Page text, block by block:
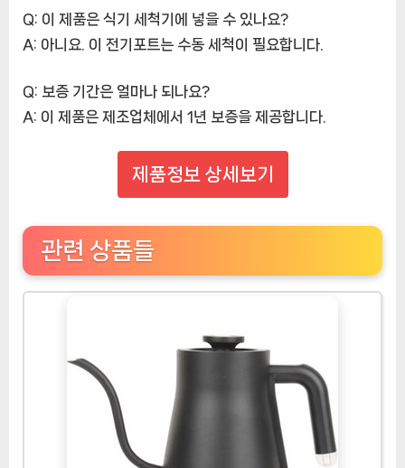
Q: 이 제품은 식기 세척기에 넣을 수 있나요?
A: 아니요. 이 전기포트는 수동 세척이 필요합니다.
Q: 보증 기간은 얼마나 되나요?
A: 이 제품은 제조업체에서 1년 보증을 제공합니다.
제품정보 상세보기
관련 상품들